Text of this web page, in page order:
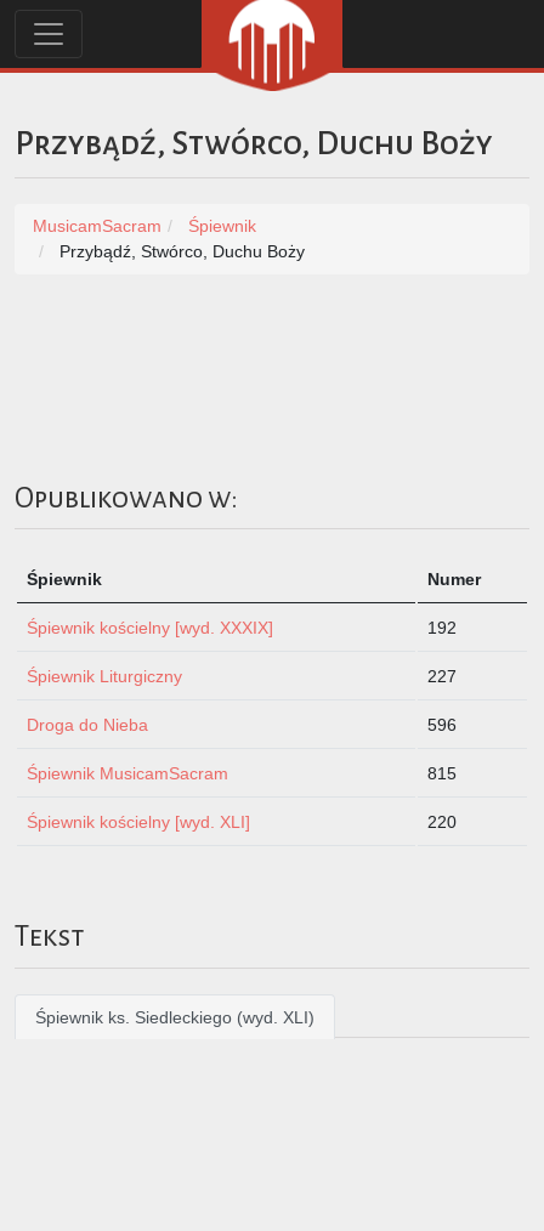
Przybądź, Stwórco, Duchu Boży
MusicamSacram
Śpiewnik
Przybądź, Stwórco, Duchu Boży
Opublikowano w:
Śpiewnik Numer
Śpiewnik kościelny [wyd. XXXIX] 192
Śpiewnik Liturgiczny 227
Droga do Nieba 596
Śpiewnik MusicamSacram 815
Śpiewnik kościelny [wyd. XLI] 220
Tekst
Śpiewnik ks. Siedleckiego (wyd. XLI)